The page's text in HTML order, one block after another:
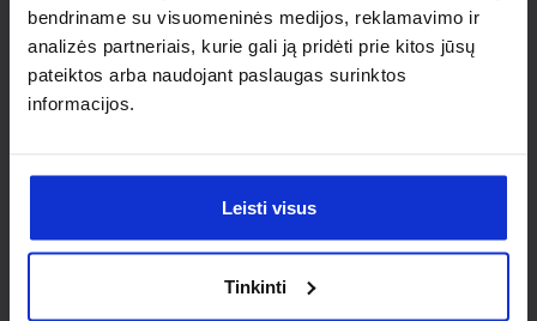
bendriname su visuomeninės medijos, reklamavimo ir
analizės partneriais, kurie gali ją pridėti prie kitos jūsų
pateiktos arba naudojant paslaugas surinktos
informacijos.
Leisti visus
Tinkinti
nestandartinio produkto aptarimo.
Susisiekti